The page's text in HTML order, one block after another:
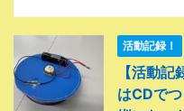
活動記録！
【活動
はCDで